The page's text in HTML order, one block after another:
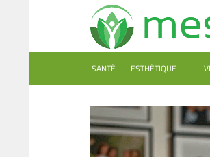
SANTÉ ESTHÉTIQUE